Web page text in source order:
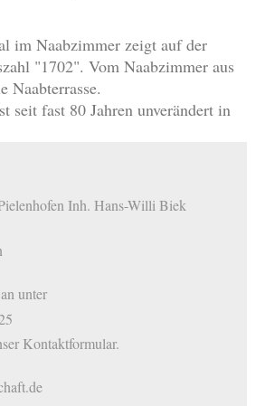
im Naabzimmer zeigt auf der
"1702". Vom Naabzimmer aus
Naabterrasse.
seit fast 80 Jahren unverändert in
Inh. Hans-Willi Biek
unter
Kontaktformular.